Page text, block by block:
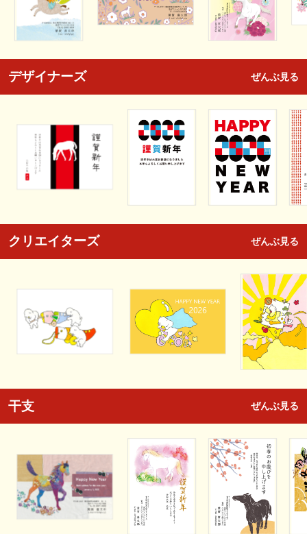
デザイナーズ ぜんぶ見る
クリエイターズ ぜんぶ見る
干支 ぜんぶ見る